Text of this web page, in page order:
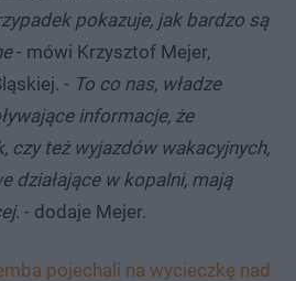
pokazuje, jak bardzo są
- mówi Krzysztof Mejer,
- To co nas, władze
informacje, że
czy też wyjazdów wakacyjnych,
działające w kopalni, mają
. - dodaje Mejer.
pojechali na wycieczkę nad